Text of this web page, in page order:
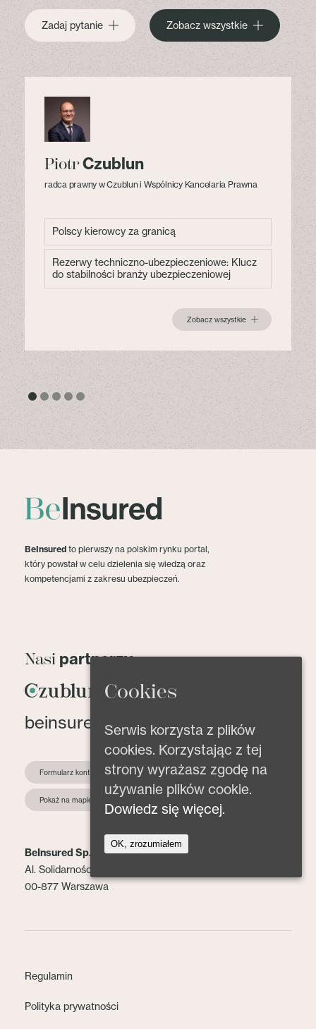
Zadaj pytanie Zobacz wszystkie
PiotrCzublun
radca prawny w Czublun i Wspólnicy Kancelaria Prawna
Polscy kierowcy za granicą
Rezerwy techniczno-ubezpieczeniowe: Klucz
do stabilności branży ubezpieczeniowej
Zobacz wszystkie
BeInsured to pierwszy na polskim rynku portal,
który powstał w celu dzielenia się wiedzą oraz
kompetencjami z zakresu ubezpieczeń.
Nasi partnerzy
beinsured@beinsured.pl
Formularz kontaktowy
Pokaż na mapie
BeInsured Sp. z o.o.
Al. Solidarności 153 lok. 2
00-877 Warszawa
Regulamin
Polityka prywatności
Cookies
Serwis korzysta z plików
cookies. Korzystając z tej
strony wyrażasz zgodę na
używanie plików cookie.
Dowiedz się więcej.
OK, zrozumiałem